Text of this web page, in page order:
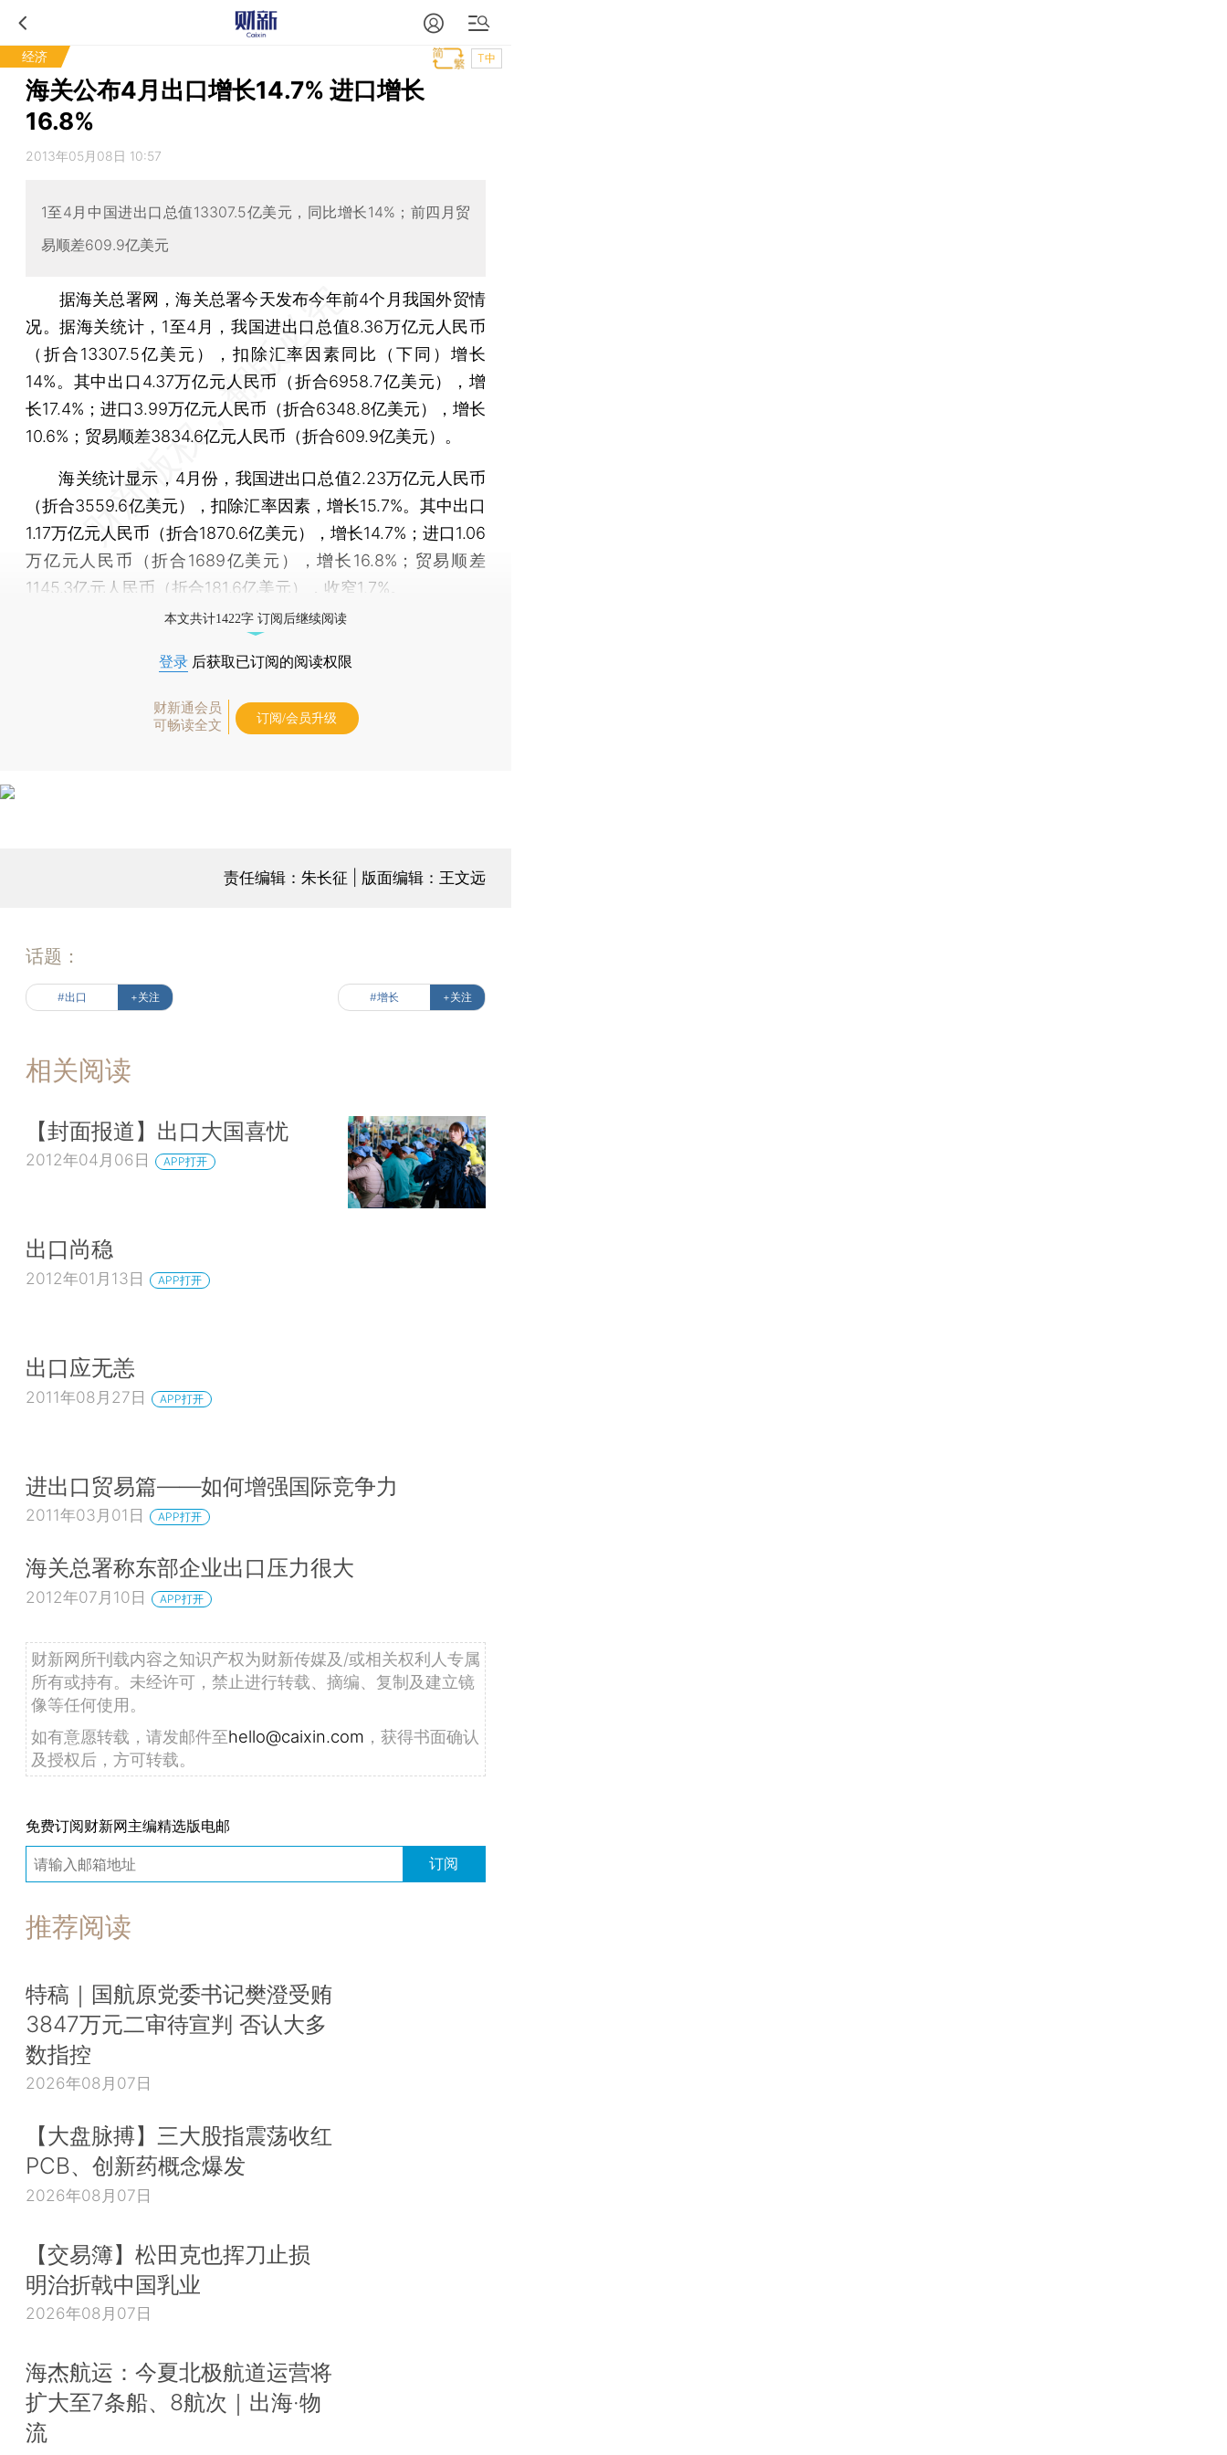
经济 T中
海关公布4月出口增长14.7% 进口增长
16.8%
2013年05月08日 10:57
1至4月中国进出口总值13307.5亿美元，同比增长14%；前四月贸
易顺差609.9亿美元
据海关总署网，海关总署今天发布今年前4个月我国外贸情
况。据海关统计，1至4月，我国进出口总值8.36万亿元人民币
（折合13307.5亿美元），扣除汇率因素同比（下同）增长
14%。其中出口4.37万亿元人民币（折合6958.7亿美元），增
长17.4%；进口3.99万亿元人民币（折合6348.8亿美元），增长
10.6%；贸易顺差3834.6亿元人民币（折合609.9亿美元）。
海关统计显示，4月份，我国进出口总值2.23万亿元人民币
（折合3559.6亿美元），扣除汇率因素，增长15.7%。其中出口
1.17万亿元人民币（折合1870.6亿美元），增长14.7%；进口1.06
万亿元人民币（折合1689亿美元），增长16.8%；贸易顺差
1145.3亿元人民币（折合181.6亿美元），收窄1.7%。
本文共计1422字 订阅后继续阅读
登录 后获取已订阅的阅读权限
财新通会员
可畅读全文
订阅/会员升级
责任编辑：朱长征 | 版面编辑：王文远
话题：
#出口 +关注 #增长 +关注
相关阅读
【封面报道】出口大国喜忧
2012年04月06日 APP打开
出口尚稳
2012年01月13日 APP打开
出口应无恙
2011年08月27日 APP打开
进出口贸易篇——如何增强国际竞争力
2011年03月01日 APP打开
海关总署称东部企业出口压力很大
2012年07月10日 APP打开
财新网所刊载内容之知识产权为财新传媒及/或相关权利人专属
所有或持有。未经许可，禁止进行转载、摘编、复制及建立镜
像等任何使用。
如有意愿转载，请发邮件至hello@caixin.com ，获得书面确认
及授权后，方可转载。
免费订阅财新网主编精选版电邮
订阅
推荐阅读
特稿｜国航原党委书记樊澄受贿
3847万元二审待宣判 否认大多
数指控
2026年08月07日
【大盘脉搏】三大股指震荡收红
PCB、创新药概念爆发
2026年08月07日
【交易簿】松田克也挥刀止损
明治折戟中国乳业
2026年08月07日
海杰航运：今夏北极航道运营将
扩大至7条船、8航次｜出海·物
流